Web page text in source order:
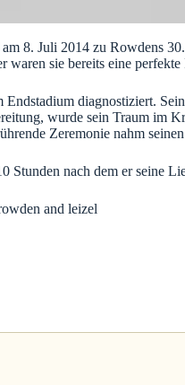
8. Juli 2014 zu Rowdens
waren sie bereits eine perfekte
diagnostiziert.
wurde sein Traum im
Zeremonie nahm
nach dem er seine